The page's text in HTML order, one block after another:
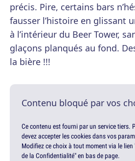
précis. Pire, certains bars
fausser l’histoire en glissant
à l’intérieur du Beer Tower,
glaçons planqués au fond.
la bière !!!
Contenu bloqué par vos
Ce contenu est fourni par un service tiers.
devez accepter les cookies dans vos
Modifiez ce choix à tout moment via le lien
de la Confidentialité" en bas de page.